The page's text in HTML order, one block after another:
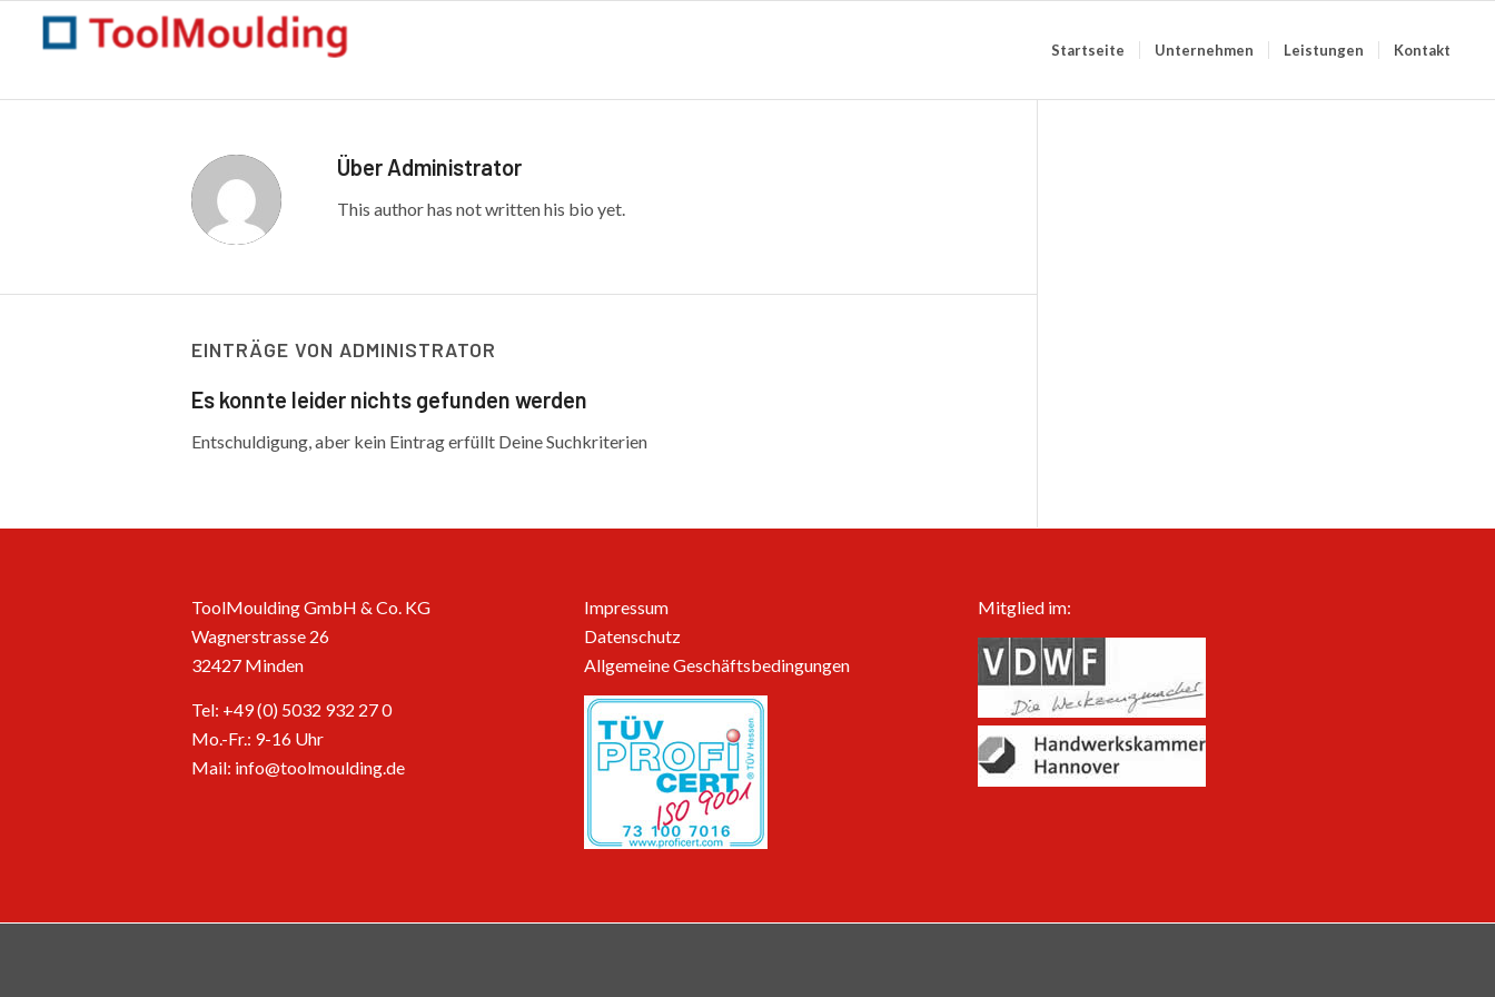
Startseite Unternehmen Leistungen Kontakt
Über Administrator
This author has not written his bio yet.
EINTRÄGE VON ADMINISTRATOR
Es konnte leider nichts gefunden werden
Entschuldigung, aber kein Eintrag erfüllt Deine Suchkriterien
ToolMoulding GmbH & Co. KG
Wagnerstrasse 26
32427 Minden
Tel: +49 (0) 5032 932 27 0
Mo.-Fr.: 9-16 Uhr
Mail: info@toolmoulding.de
Impressum
Datenschutz
Allgemeine Geschäftsbedingungen
Mitglied im: